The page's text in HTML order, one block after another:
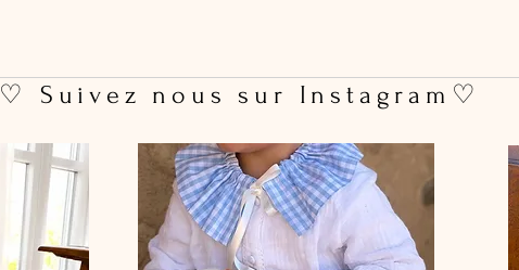
♡ Suivez nous sur Instagram♡